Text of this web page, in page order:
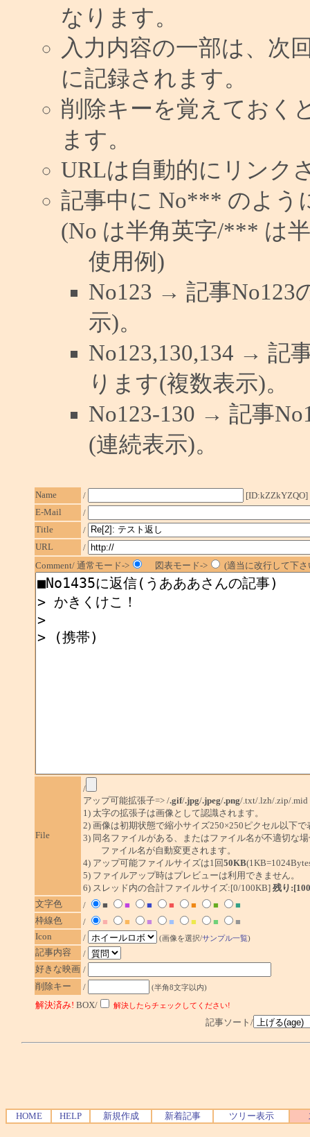
なります。
入力内容の一部は、次
に記録されます。
削除キーを覚えておく
ます。
URLは自動的にリンク
記事中に No*** のよう
(No は半角英字/*** は
使用例)
No123 → 記事No123
示)。
No123,130,134 → 記
ります(複数表示)。
No123-130 → 記事
(連続表示)。
Name /
[ID:kZZkYZQO]
E-Mail
/
Title
/
URL
/
Comment/ 通常モード->
図表モード-> (適当に改行して下
File
/
アップ可能拡張子=> /.gif/.jpg/.jpeg/.png/.txt/.lzh/.zip/.mid
1) 太字の拡張子は画像として認識されます。
2) 画像は初期状態で縮小サイズ250×250ピクセル以下で
3) 同名ファイルがある、またはファイル名が不適切な
ファイル名が自動変更されます。
4) アップ可能ファイルサイズは1回50KB
5) ファイルアップ時はプレビューは利用できません。
6) スレッド内の合計ファイルサイズ:[0/100KB] 残り
文字色
/ ■ ■ ■ ■ ■ ■
■
枠線色
/ ■ ■ ■ ■ ■ ■
■
Icon
/ (画像を選択/サンプル一覧)
記事内容
/
好きな映画 /
削除キー
/ (半角8文字以内)
解決済み! BOX/ 解決したらチェックしてください!
記事ソート/
HOME HELP 新規作成 新着記事 ツリー表示